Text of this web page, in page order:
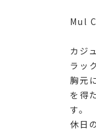
Mul
カジ
ラッ
胸元
を得
す。
休日